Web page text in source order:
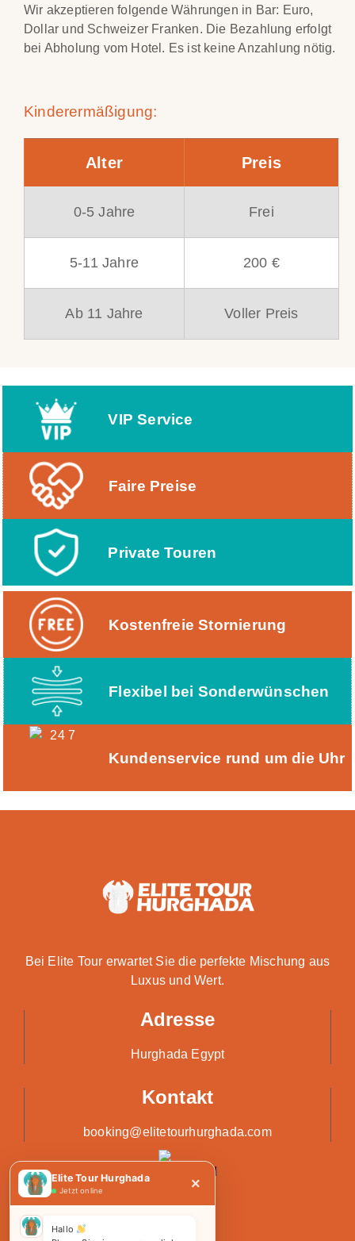
Elite Tour Hurghada
Jetzt online ×
Hallo
Wir akzeptieren folgende Währungen in Bar: Euro,
Dollar und Schweizer Franken. Die Bezahlung erfolgt
bei Abholung vom Hotel. Es ist keine Anzahlung nötig.
Kinderermäßigung:
Alter Preis
0-5 Jahre Frei
5-11 Jahre 200 €
Ab 11 Jahre Voller Preis
VIP Service
Faire Preise
Private Touren
Kostenfreie Stornierung
Flexibel bei Sonderwünschen
Kundenservice rund um die Uhr
Bei Elite Tour erwartet Sie die perfekte Mischung aus
Luxus und Wert.
Adresse
Hurghada Egypt
Kontakt
booking@elitetourhurghada.com